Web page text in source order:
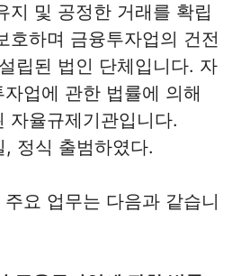
지 및 공정한 거래를 확립
호하며 금융투자업의 건전
립된 법인 단체입니다. 자
업에 관한 법률에 의해
자율규제기관입니다.
정식 출범하였다.
요 업무는 다음과 같습니